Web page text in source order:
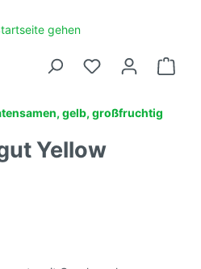
gelb, großfruchtig
Yellow